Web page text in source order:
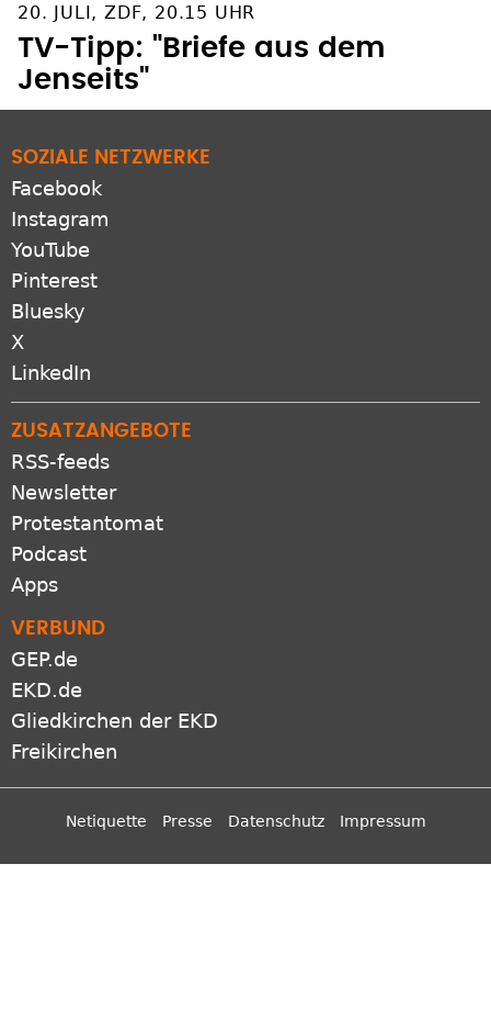
20. JULI, ZDF, 20.15 UHR
TV-Tipp: "Briefe aus dem
Jenseits"
SOZIALE NETZWERKE
Facebook
Instagram
YouTube
Pinterest
Bluesky
X
LinkedIn
ZUSATZANGEBOTE
RSS-feeds
Newsletter
Protestantomat
Podcast
Apps
VERBUND
GEP.de
EKD.de
Gliedkirchen der EKD
Freikirchen
Netiquette Presse Datenschutz Impressum